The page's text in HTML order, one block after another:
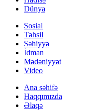
Dünya
Sosial
Təhsil
Səhiyyə
İdman
Mədəniyyət
Video
Ana səhifə
Haqqımızda
Əlaqə